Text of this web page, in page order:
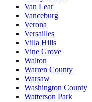
Van Lear
Vanceburg
Verona
Versailles
Villa Hills
Vine Grove
Walton
Warren County
Warsaw
Washington County
Watterson Park